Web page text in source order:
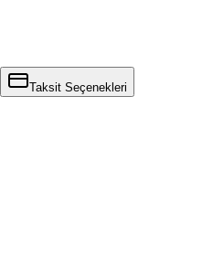
Taksit Seçenekleri